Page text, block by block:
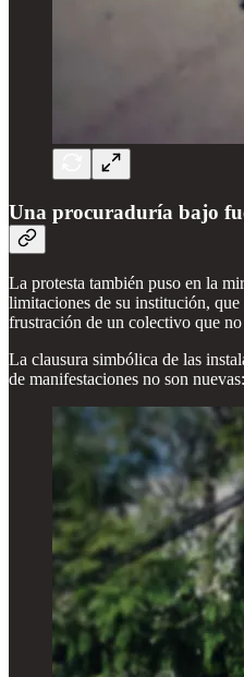
Una procuraduría bajo
La protesta también puso en la
limitaciones de su institución, que
frustración de un colectivo que
La clausura simbólica de las
de manifestaciones no son